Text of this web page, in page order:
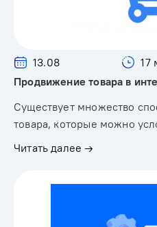
13.08 17
Продвижение товара в
Существует множество
товара, которые можно
Читать далее →